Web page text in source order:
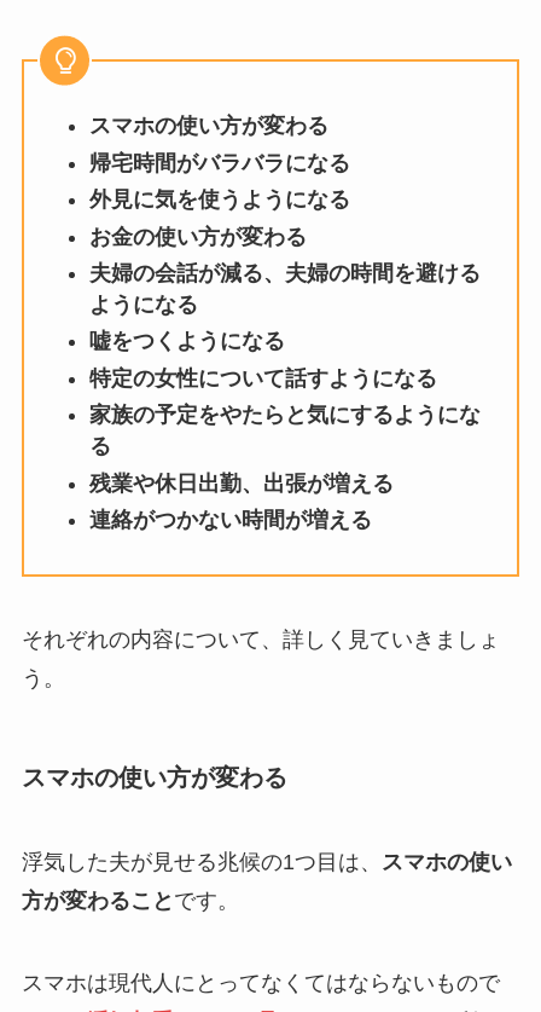
スマホの使い方が変わる
帰宅時間がバラバラになる
外見に気を使うようになる
お金の使い方が変わる
夫婦の会話が減る、夫婦の時間を避ける
ようになる
嘘をつくようになる
特定の女性について話すようになる
家族の予定をやたらと気にするようにな
る
残業や休日出勤、出張が増える
連絡がつかない時間が増える
それぞれの内容について、詳しく見ていきましょ
う。
スマホの使い方が変わる
浮気した夫が見せる兆候の1つ目は、
スマホの使い
方が変わること です。
スマホは現代人にとってなくてはならないもので